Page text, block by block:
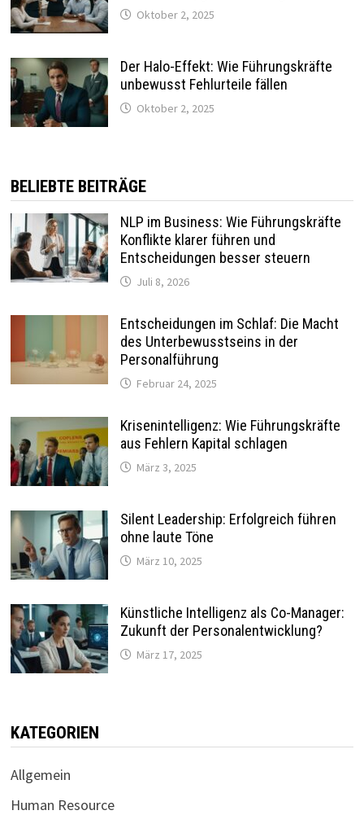
Oktober 2, 2025
Der Halo-Effekt: Wie Führungskräfte
unbewusst Fehlurteile fällen
Oktober 2, 2025
BELIEBTE BEITRÄGE
NLP im Business: Wie Führungskräfte
Konflikte klarer führen und
Entscheidungen besser steuern
Juli 8, 2026
Entscheidungen im Schlaf: Die Macht
des Unterbewusstseins in der
Personalführung
Februar 24, 2025
Krisenintelligenz: Wie Führungskräfte
aus Fehlern Kapital schlagen
März 3, 2025
Silent Leadership: Erfolgreich führen
ohne laute Töne
März 10, 2025
Künstliche Intelligenz als Co-Manager:
Zukunft der Personalentwicklung?
März 17, 2025
KATEGORIEN
Allgemein
Human Resource